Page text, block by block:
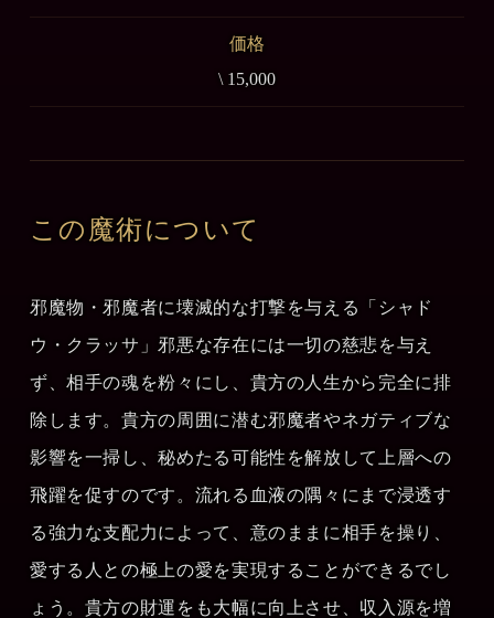
価格
\ 15,000
この魔術について
邪魔物・邪魔者に壊滅的な打撃を与える「シャド
ウ・クラッサ」邪悪な存在には一切の慈悲を与え
ず、相手の魂を粉々にし、貴方の人生から完全に排
除します。貴方の周囲に潜む邪魔者やネガティブな
影響を一掃し、秘めたる可能性を解放して上層への
飛躍を促すのです。流れる血液の隅々にまで浸透す
る強力な支配力によって、意のままに相手を操り、
愛する人との極上の愛を実現することができるでし
ょう。貴方の財運をも大幅に向上させ、収入源を増